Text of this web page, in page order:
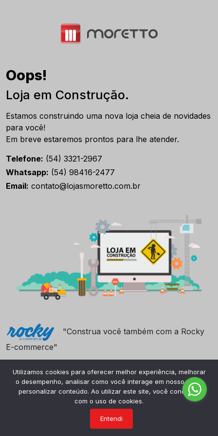
Oops!
Loja em Construção.
Estamos construindo uma nova loja cheia de novidades
para você!
Em breve estaremos prontos para lhe atender.
Telefone: (54) 3321-2967
Whatsapp: (54) 98416-2477
Email: contato@lojasmoretto.com.br
"Construa você também com a Rocky
E-commerce"
Utilizamos cookies para oferecer melhor experiência, melhorar
o desempenho, analisar como você interage em nosso site e
personalizar conteúdo. Ao utilizar este site, você concorda
com o uso de cookies.
Entendi